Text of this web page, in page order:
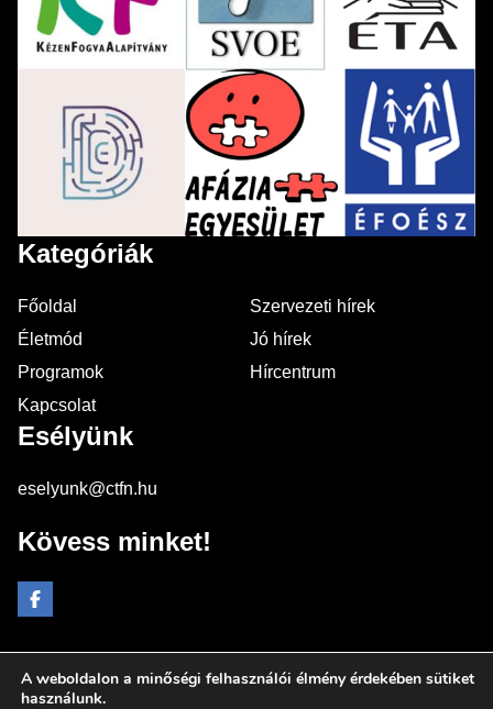
Kategóriák
Főoldal
Szervezeti hírek
Életmód
Jó hírek
Programok
Hírcentrum
Kapcsolat
Esélyünk
eselyunk@ctfn.hu
Kövess minket!
Copyright © 2024 eselyunk.hu. Minden jog fenntartva.
A weboldalon a minőségi felhasználói élmény érdekében sütiket
használunk.